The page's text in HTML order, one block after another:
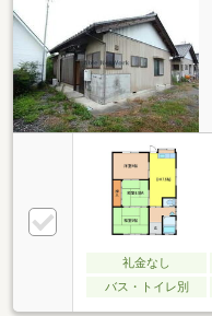
礼金なし
バス・トイレ別